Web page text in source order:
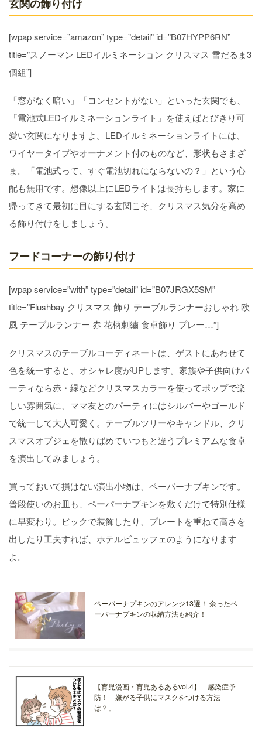
玄関の飾り付け
[wpap service=”amazon” type=”detail” id=”B07HYPP6RN”
title=”スノーマン LEDイルミネーション クリスマス 雪だるま3
個組”]
「窓がなく暗い」「コンセントがない」といった玄関でも、
『電池式LEDイルミネーションライト』を使えばとびきり可
愛い玄関になりますよ。LEDイルミネーションライトには、
ワイヤータイプやオーナメント付のものなど、形状もさまざ
ま。「電池式って、すぐ電池切れにならないの？」という心
配も無用です。想像以上にLEDライトは長持ちします。家に
帰ってきて最初に目にする玄関こそ、クリスマス気分を高め
る飾り付けをしましょう。
フードコーナーの飾り付け
[wpap service=”with” type=”detail” id=”B07JRGX5SM”
title=”Flushbay クリスマス 飾り テーブルランナーおしゃれ 欧
風 テーブルランナー 赤 花柄刺繍 食卓飾り プレー…”]
クリスマスのテーブルコーディネートは、ゲストにあわせて
色を統一すると、オシャレ度がUPします。家族や子供向けパ
ーティなら赤・緑などクリスマスカラーを使ってポップで楽
しい雰囲気に、ママ友とのパーティにはシルバーやゴールド
で統一して大人可愛く。テーブルツリーやキャンドル、クリ
スマスオブジェを散りばめていつもと違うプレミアムな食卓
を演出してみましょう。
買っておいて損はない演出小物は、ペーパーナプキンです。
普段使いのお皿も、ペーパーナプキンを敷くだけで特別仕様
に早変わり。ピックで装飾したり、プレートを重ねて高さを
出したり工夫すれば、ホテルビュッフェのようになります
よ。
ペーパーナプキンのアレンジ13選！ 余ったペ
ーパーナプキンの収納方法も紹介！
【育児漫画・育児あるあるvol.4】「感染症予
防！ 嫌がる子供にマスクをつける方法
は？」